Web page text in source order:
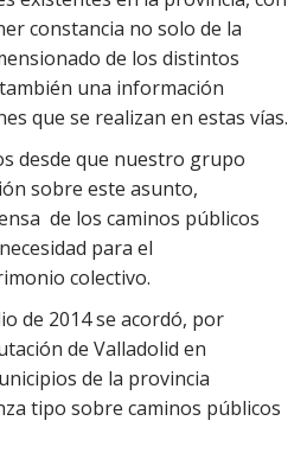
constancia no solo de la
de los distintos
una información
que se realizan en estas vías.
desde que nuestro grupo
sobre este asunto,
de los caminos públicos
para el
colectivo.
de 2014 se acordó, por
de Valladolid en
de la provincia
tipo sobre caminos públicos